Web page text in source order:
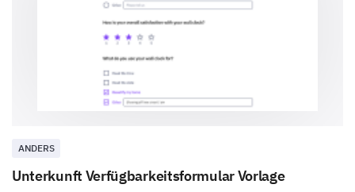
ANDERS
Unterkunft Verfügbarkeitsformular Vorlage